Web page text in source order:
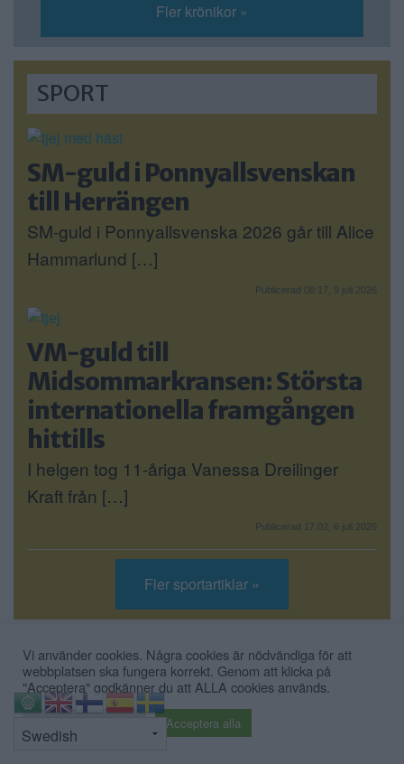
Fler krönikor »
SPORT
SM-guld i Ponnyallsvenskan
till Herrängen
SM-guld i Ponnyallsvenska 2026 går till Alice
Hammarlund […]
Publicerad 08:17, 9 juli 2026
VM-guld till
Midsommarkransen: Största
internationella framgången
hittills
I helgen tog 11-åriga Vanessa Dreilinger
Kraft från […]
Publicerad 17:02, 6 juli 2026
Fler sportartiklar »
NÄRINGSLIV
NOMINERAD: Niclas startade
Vi använder cookies. Några cookies är nödvändiga för att
webbplatsen ska fungera korrekt. Genom att klicka på
"Acceptera" godkänner du att ALLA cookies används.
Acceptera alla